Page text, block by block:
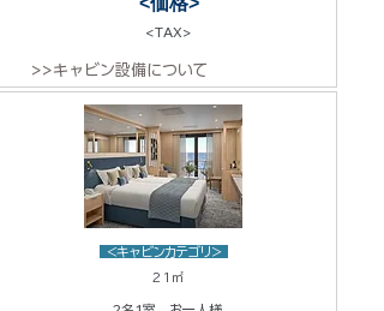
<TAX>
>>キャビン設備について
<キャビンカテゴリ>
21㎡